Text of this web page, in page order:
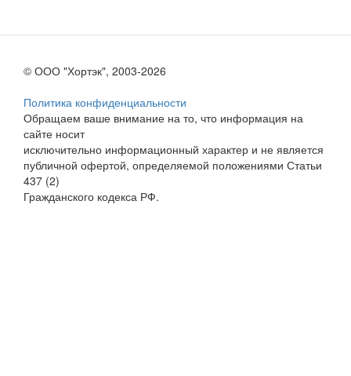
© ООО "Хортэк", 2003-2026
Политика конфиденциальности
Обращаем ваше внимание на то, что информация на
сайте носит
исключительно информационный характер и не является
публичной офертой, определяемой положениями Статьи
437 (2)
Гражданского кодекса РФ.